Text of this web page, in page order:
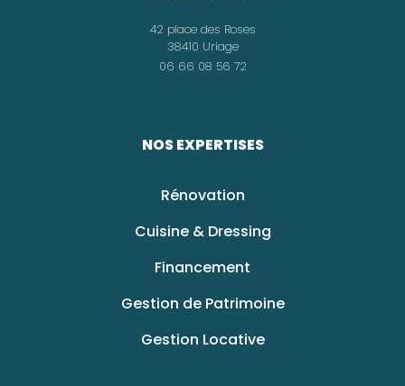
42 place des Roses
38410 Uriage
06 66 08 56 72
NOS EXPERTISES
Rénovation
Cuisine & Dressing
Financement
Gestion de Patrimoine
Gestion Locative